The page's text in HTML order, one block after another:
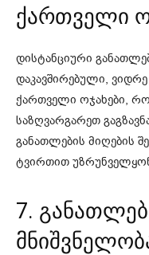
ქართველი
დისტანციური
დაკავშირებული,
ქართველი ოჯახები,
საზღვარგარეთ
განათლების მიღების
ტვირთით
7.